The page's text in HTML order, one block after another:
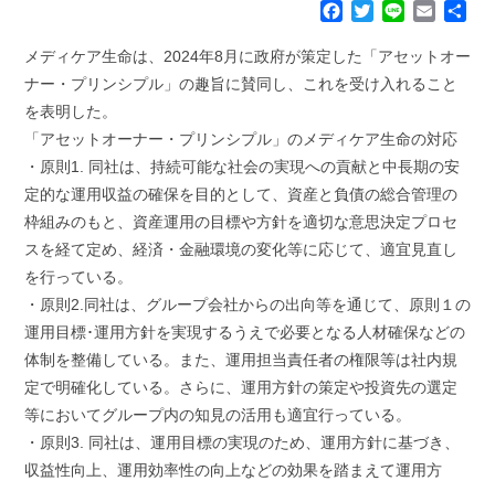
c
e
b
o
k
T
i
t
t
r
n
e
E
a
i
メディケア生命は、2024年8月に政府が策定した「アセットオー
ナー・プリンシプル」の趣旨に賛同し、これを受け入れること
を表明した。
「アセットオーナー・プリンシプル」のメディケア生命の対応
・原則1. 同社は、持続可能な社会の実現への貢献と中長期の安
定的な運用収益の確保を目的として、資産と負債の総合管理の
枠組みのもと、資産運用の目標や方針を適切な意思決定プロセ
スを経て定め、経済・金融環境の変化等に応じて、適宜見直し
を行っている。
・原則2.同社は、グループ会社からの出向等を通じて、原則１の
運用目標･運用方針を実現するうえで必要となる人材確保などの
体制を整備している。また、運用担当責任者の権限等は社内規
定で明確化している。さらに、運用方針の策定や投資先の選定
等においてグループ内の知見の活用も適宜行っている。
・原則3. 同社は、運用目標の実現のため、運用方針に基づき、
収益性向上、運用効率性の向上などの効果を踏まえて運用方